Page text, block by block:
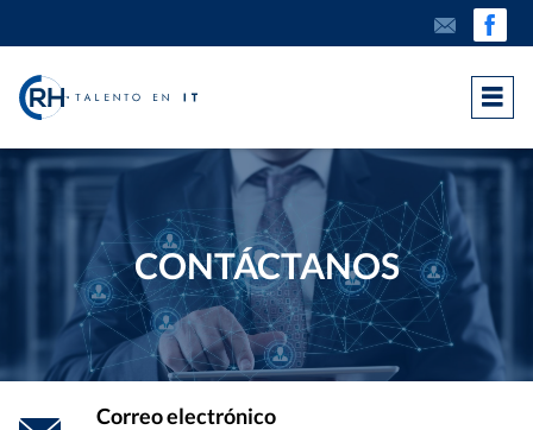
CONTÁCTANOS
Correo electrónico